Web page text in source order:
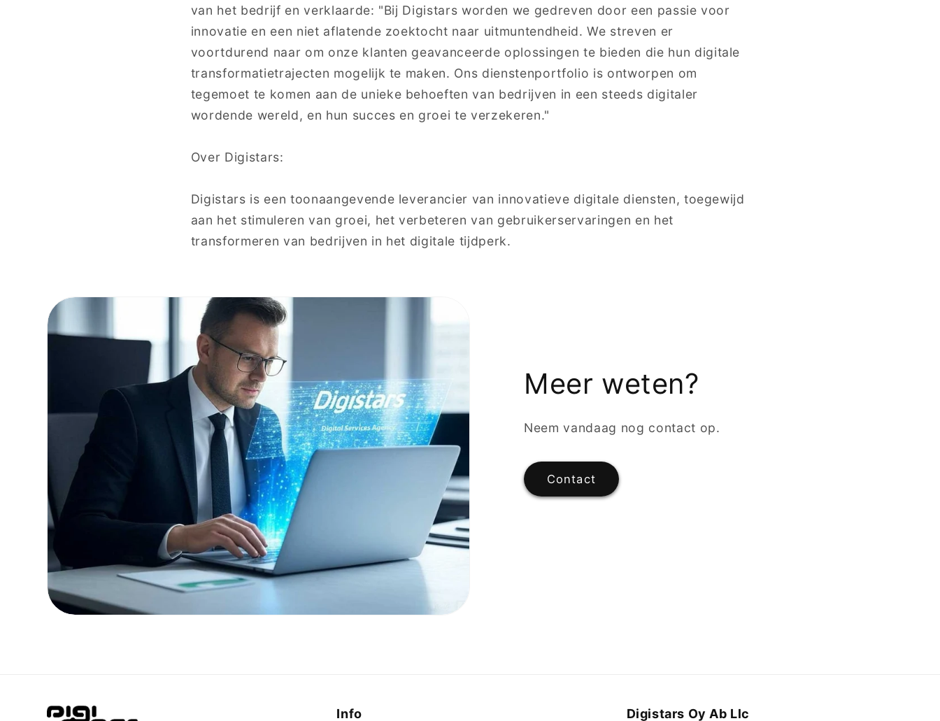
van het bedrijf en verklaarde: "Bij Digistars worden we gedreven door een passie voor
innovatie en een niet aflatende zoektocht naar uitmuntendheid. We streven er
voortdurend naar om onze klanten geavanceerde oplossingen te bieden die hun digitale
transformatietrajecten mogelijk te maken. Ons dienstenportfolio is ontworpen om
tegemoet te komen aan de unieke behoeften van bedrijven in een steeds digitaler
wordende wereld, en hun succes en groei te verzekeren."
Over Digistars:
Digistars is een toonaangevende leverancier van innovatieve digitale diensten, toegewijd
aan het stimuleren van groei, het verbeteren van gebruikerservaringen en het
transformeren van bedrijven in het digitale tijdperk.
Meer weten?
Neem vandaag nog contact op.
Contact
Info Digistars Oy Ab Llc